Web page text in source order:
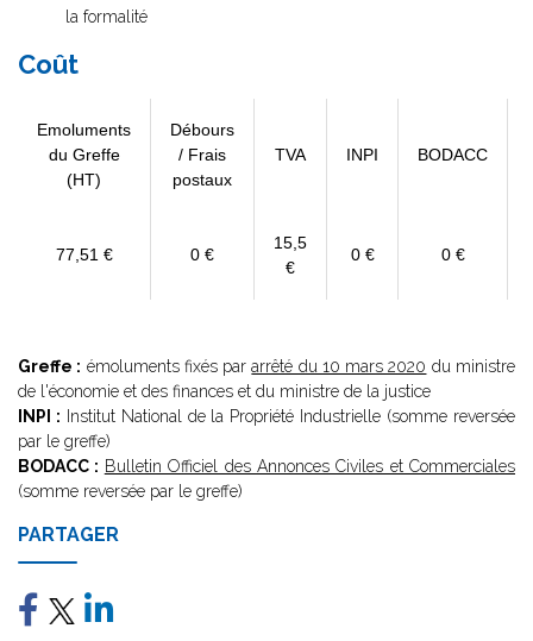
la formalité
Coût
Emoluments
du Greffe
(HT)
Débours
/ Frais
postaux
TVA INPI BODACC
77,51 € 0 €
15,5
€
0 € 0 €
Greffe : émoluments fixés pararrêté du 10 mars 2020 du ministre
de l'économie et des finances et du ministre de la justice
INPI : Institut National de la Propriété Industrielle (somme reversée
par le greffe)
BODACC : Bulletin Officiel des Annonces Civiles et Commerciales
(somme reversée par le greffe)
PARTAGER